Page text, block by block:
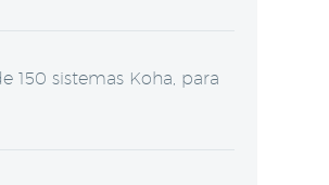
150 sistemas Koha, para